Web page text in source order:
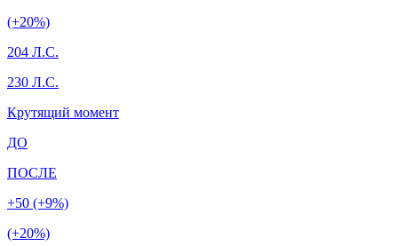
(+20%)
204 Л.С.
230 Л.С.
Крутящий момент
ДО
ПОСЛЕ
+50 (+9%)
(+20%)